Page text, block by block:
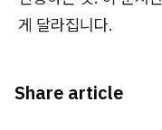
게 달라집니다.
Share article